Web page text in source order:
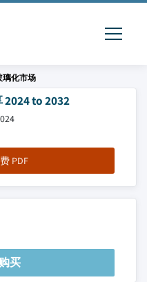
璃化市场
to 2032
PDF
买